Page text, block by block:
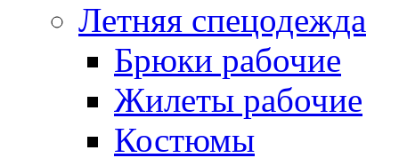
Летняя спецодежда
Брюки рабочие
Жилеты рабочие
Костюмы